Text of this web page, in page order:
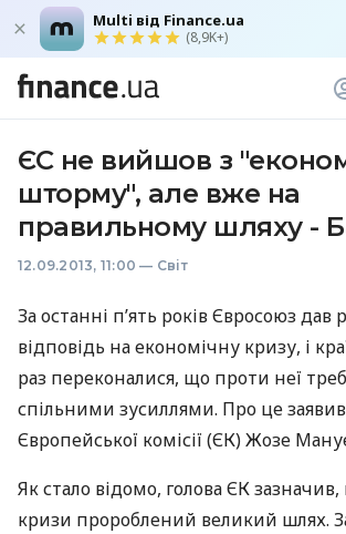
Multi від Finance.ua
(8,9K+)
ЄС не вийшов з
шторму", але вже на
правильному шляху -
12.09.2013, 11:00 — Світ
За останні п’ять років Євросоюз дав
відповідь на економічну кризу, і
раз переконалися, що проти неї
спільними зусиллями. Про це заявив
Європейської комісії (ЄК) Жозе
Як стало відомо, голова ЄК
кризи пророблений великий шлях.